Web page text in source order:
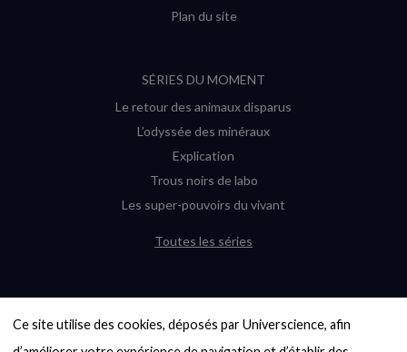
Ce site utilise des cookies, déposés par Universcience, afin
Plan du site
SÉRIES DU MOMENT
Le retour des animaux disparus
L’odyssée des minéraux
Explication
Trous noirs de labo
Les super-pouvoirs du vivant
Toutes les séries
6000 exoplanètes, et pas de « Terre »